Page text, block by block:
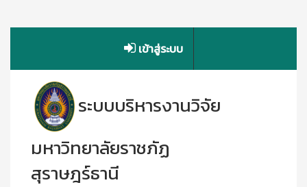
เข้าสู่ระบบ
ระบบบริหารงานวิจัย
มหาวิทยาลัยราชภัฏ
สุราษฎร์ธานี